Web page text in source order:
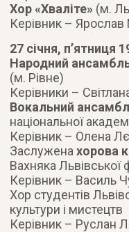
Хор «Хваліте» (м.
Керівник – Ярослав
27 січня, п’ятниця
Народний ансамбль
(м. Рівне)
Керівники –
Вокальний
національної
Керівник – Олена
Заслуженахорова
Вахняка Львівської
Керівник – Василь
Хор студентів
культури і мистецтв
Керівник – Руслан